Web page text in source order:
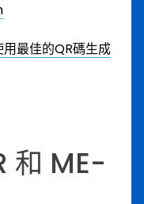
最佳的QR碼生成
和 ME-